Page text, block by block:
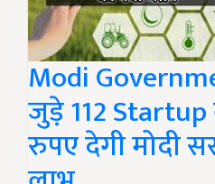
Modi
जुड़े 112
रुपए देगी मोदी